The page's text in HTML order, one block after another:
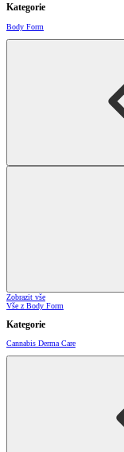
Kategorie
Body Form
Zobrazit vše
Vše z Body Form
Kategorie
Cannabis Derma Care